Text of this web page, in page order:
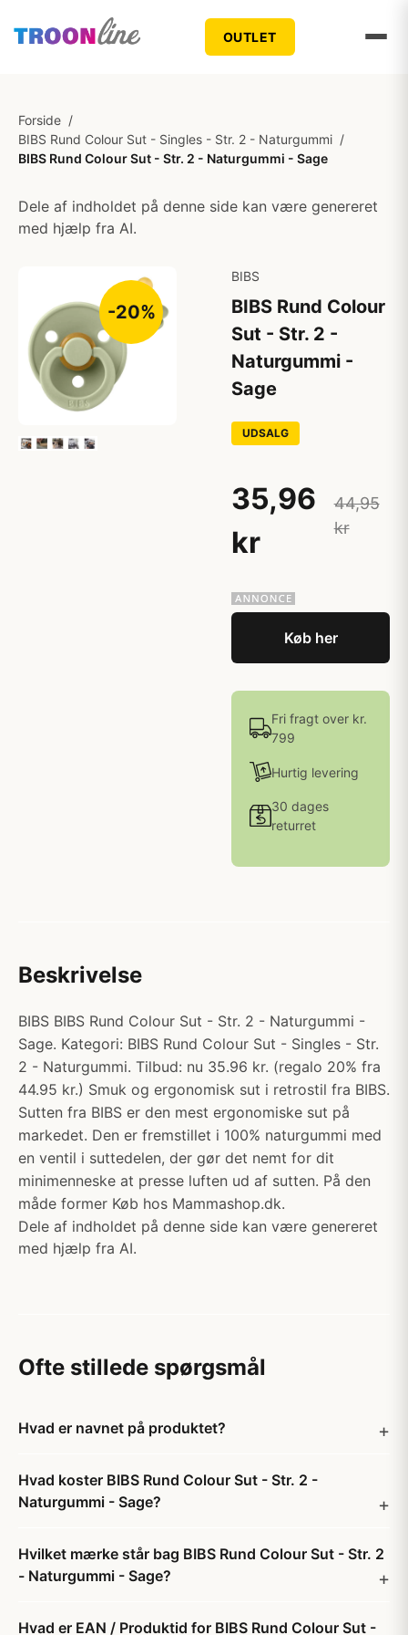
OUTLET
Forside /
BIBS Rund Colour Sut - Singles - Str. 2 - Naturgummi /
BIBS Rund Colour Sut - Str. 2 - Naturgummi - Sage
Dele af indholdet på denne side kan være genereret
med hjælp fra AI.
-20%
BIBS
BIBS Rund Colour
Sut - Str. 2 -
Naturgummi -
Sage
UDSALG
35,96
kr
44,95
kr
Køb her
Fri fragt over kr.
799
Hurtig levering
30 dages
returret
Beskrivelse
BIBS BIBS Rund Colour Sut - Str. 2 - Naturgummi -
Sage. Kategori: BIBS Rund Colour Sut - Singles - Str.
2 - Naturgummi. Tilbud: nu 35.96 kr. (regalo 20% fra
44.95 kr.) Smuk og ergonomisk sut i retrostil fra BIBS.
Sutten fra BIBS er den mest ergonomiske sut på
markedet. Den er fremstillet i 100% naturgummi med
en ventil i suttedelen, der gør det nemt for dit
minimenneske at presse luften ud af sutten. På den
måde former Køb hos Mammashop.dk.
Dele af indholdet på denne side kan være genereret
med hjælp fra AI.
Ofte stillede spørgsmål
Hvad er navnet på produktet?
Hvad koster BIBS Rund Colour Sut - Str. 2 -
Naturgummi - Sage?
Hvilket mærke står bag BIBS Rund Colour Sut - Str. 2
- Naturgummi - Sage?
Hvad er EAN / Produktid for BIBS Rund Colour Sut -